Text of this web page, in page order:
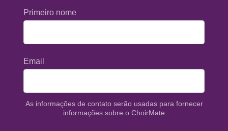
Primeiro nome
Email
As informações de contato serão usadas para fornecer
informações sobre o ChoirMate